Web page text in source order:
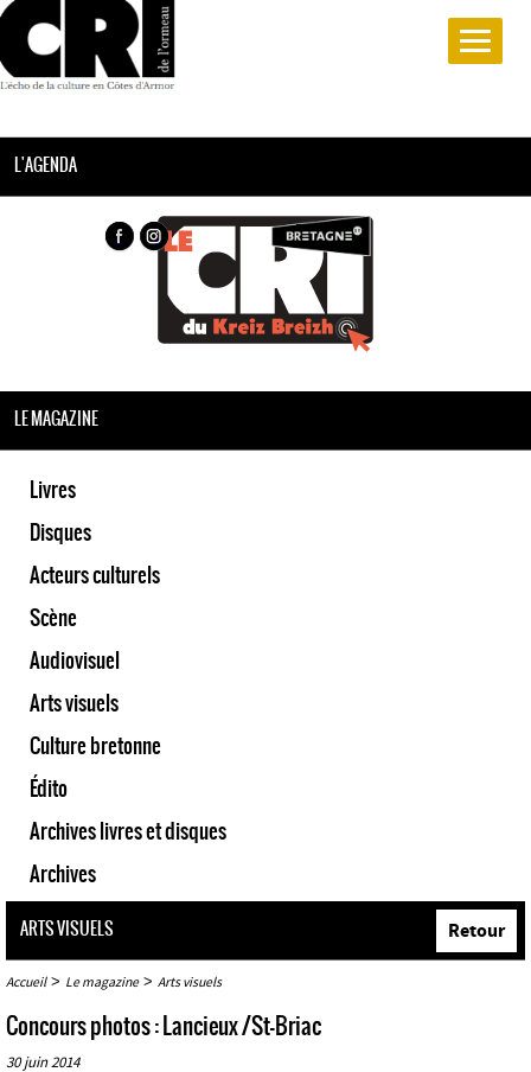
L'AGENDA
LE MAGAZINE
Livres
Disques
Acteurs culturels
Scène
Audiovisuel
Arts visuels
Culture bretonne
Édito
Archives livres et disques
Archives
ARTS VISUELS
Accueil> Le magazine> Arts visuels
Retour
Concours photos : Lancieux /St-Briac
30 juin 2014